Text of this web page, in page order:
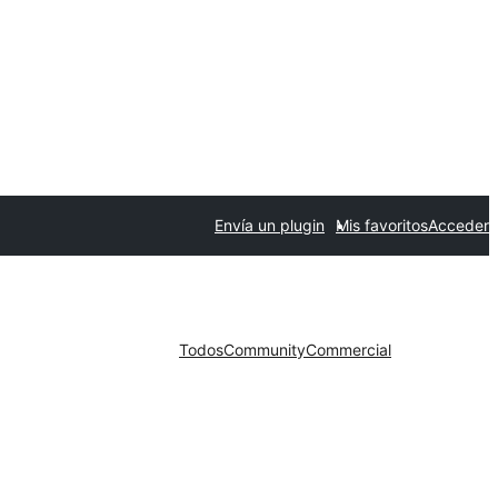
Envía un plugin Mis favoritosAcceder
TodosCommunityCommercial